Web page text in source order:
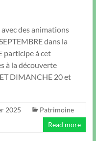
des animations
dans la
participe à cet
à la découverte
DIMANCHE 20 et
2025
Patrimoine
Read more